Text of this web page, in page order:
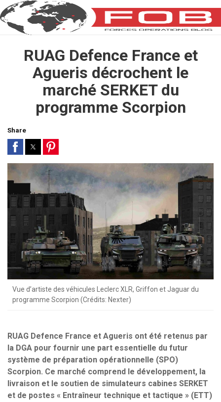
RUAG Defence France et
Agueris décrochent le
marché SERKET du
programme Scorpion
Share
Vue d’artiste des véhicules Leclerc XLR, Griffon et Jaguar du
programme Scorpion (Crédits: Nexter)
RUAG Defence France et Agueris ont été retenus par
la DGA pour fournir une part essentielle du futur
système de préparation opérationnelle (SPO)
Scorpion. Ce marché comprend le développement, la
livraison et le soutien de simulateurs cabines SERKET
et de postes « Entraîneur technique et tactique » (ETT)